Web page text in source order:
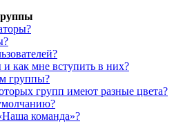
и как мне вступить в них?
группы?
групп имеют разные цвета?
команда»?